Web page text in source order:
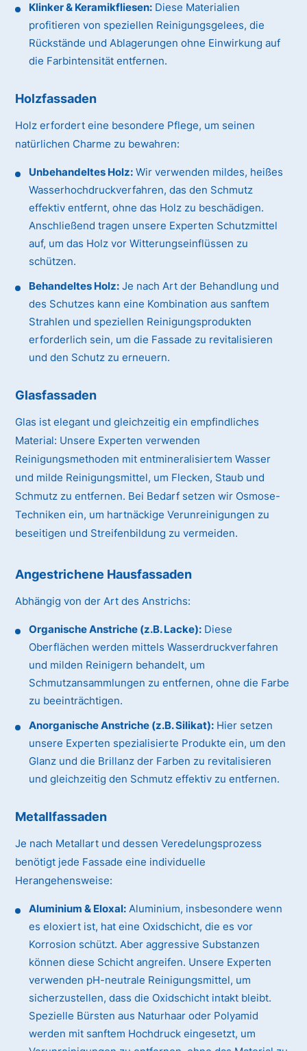
Klinker & Keramikfliesen: Diese Materialien
profitieren von speziellen Reinigungsgelees, die
Rückstände und Ablagerungen ohne Einwirkung auf
die Farbintensität entfernen.
Holzfassaden
Holz erfordert eine besondere Pflege, um seinen
natürlichen Charme zu bewahren:
Unbehandeltes Holz: Wir verwenden mildes, heißes
Wasserhochdruckverfahren, das den Schmutz
effektiv entfernt, ohne das Holz zu beschädigen.
Anschließend tragen unsere Experten Schutzmittel
auf, um das Holz vor Witterungseinflüssen zu
schützen.
Behandeltes Holz: Je nach Art der Behandlung und
des Schutzes kann eine Kombination aus sanftem
Strahlen und speziellen Reinigungsprodukten
erforderlich sein, um die Fassade zu revitalisieren
und den Schutz zu erneuern.
Glasfassaden
Glas ist elegant und gleichzeitig ein empfindliches
Material: Unsere Experten verwenden
Reinigungsmethoden mit entmineralisiertem Wasser
und milde Reinigungsmittel, um Flecken, Staub und
Schmutz zu entfernen. Bei Bedarf setzen wir Osmose-
Techniken ein, um hartnäckige Verunreinigungen zu
beseitigen und Streifenbildung zu vermeiden.
Angestrichene Hausfassaden
Abhängig von der Art des Anstrichs:
Organische Anstriche (z.B. Lacke): Diese
Oberflächen werden mittels Wasserdruckverfahren
und milden Reinigern behandelt, um
Schmutzansammlungen zu entfernen, ohne die Farbe
zu beeinträchtigen.
Anorganische Anstriche (z.B. Silikat): Hier setzen
unsere Experten spezialisierte Produkte ein, um den
Glanz und die Brillanz der Farben zu revitalisieren
und gleichzeitig den Schmutz effektiv zu entfernen.
Metallfassaden
Je nach Metallart und dessen Veredelungsprozess
benötigt jede Fassade eine individuelle
Herangehensweise:
Aluminium & Eloxal: Aluminium, insbesondere wenn
es eloxiert ist, hat eine Oxidschicht, die es vor
Korrosion schützt. Aber aggressive Substanzen
können diese Schicht angreifen. Unsere Experten
verwenden pH-neutrale Reinigungsmittel, um
sicherzustellen, dass die Oxidschicht intakt bleibt.
Spezielle Bürsten aus Naturhaar oder Polyamid
werden mit sanftem Hochdruck eingesetzt, um